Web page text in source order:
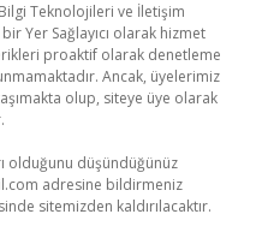
Teknolojileri ve İletişim
Yer Sağlayıcı olarak hizmet
proaktif olarak denetleme
Ancak, üyelerimiz
olup, siteye üye olarak
olduğunu düşündüğünüz
adresine bildirmeniz
sitemizden kaldırılacaktır.